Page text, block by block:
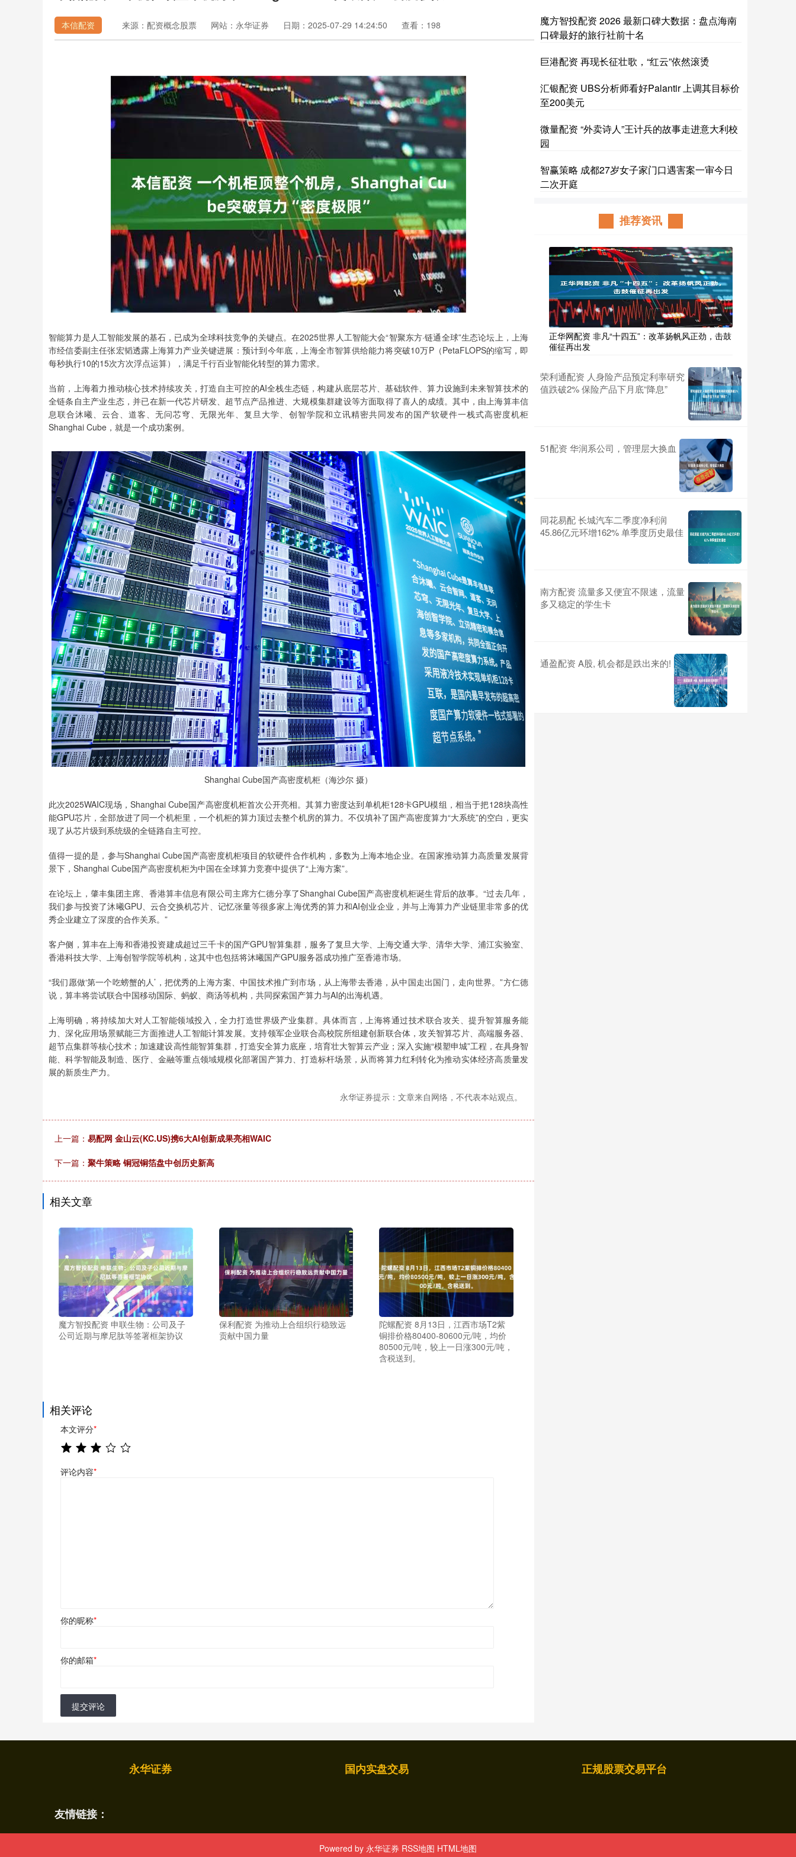
本信配资 来源：配资概念股票 网站：永华证券 日期：2025-07-29 14:24:50 查看：198
智能算力是人工智能发展的基石，已成为全球科技竞争的关键点。在2025世界人工智能大会“智聚东方·链通全球”生态论坛上，上海
市经信委副主任张宏韬透露上海算力产业关键进展：预计到今年底，上海全市智算供给能力将突破10万P（PetaFLOPS的缩写，即
每秒执行10的15次方次浮点运算），满足千行百业智能化转型的算力需求。
当前，上海着力推动核心技术持续攻关，打造自主可控的AI全栈生态链，构建从底层芯片、基础软件、算力设施到未来智算技术的
全链条自主产业生态，并已在新一代芯片研发、超节点产品推进、大规模集群建设等方面取得了喜人的成绩。其中，由上海算丰信
息联合沐曦、云合、道客、无问芯穹、无限光年、复旦大学、创智学院和立讯精密共同发布的国产软硬件一栈式高密度机柜
Shanghai Cube，就是一个成功案例。
Shanghai Cube国产高密度机柜（海沙尔 摄）
此次2025WAIC现场，Shanghai Cube国产高密度机柜首次公开亮相。其算力密度达到单机柜128卡GPU模组，相当于把128块高性
能GPU芯片，全部放进了同一个机柜里，一个机柜的算力顶过去整个机房的算力。不仅填补了国产高密度算力“大系统”的空白，更实
现了从芯片级到系统级的全链路自主可控。
值得一提的是，参与Shanghai Cube国产高密度机柜项目的软硬件合作机构，多数为上海本地企业。在国家推动算力高质量发展背
景下，Shanghai Cube国产高密度机柜为中国在全球算力竞赛中提供了“上海方案”。
在论坛上，肇丰集团主席、香港算丰信息有限公司主席方仁德分享了Shanghai Cube国产高密度机柜诞生背后的故事。“过去几年，
我们参与投资了沐曦GPU、云合交换机芯片、记忆张量等很多家上海优秀的算力和AI创业企业，并与上海算力产业链里非常多的优
秀企业建立了深度的合作关系。”
客户侧，算丰在上海和香港投资建成超过三千卡的国产GPU智算集群，服务了复旦大学、上海交通大学、清华大学、浦江实验室、
香港科技大学、上海创智学院等机构，这其中也包括将沐曦国产GPU服务器成功推广至香港市场。
“我们愿做‘第一个吃螃蟹的人’，把优秀的上海方案、中国技术推广到市场，从上海带去香港，从中国走出国门，走向世界。”方仁德
说，算丰将尝试联合中国移动国际、蚂蚁、商汤等机构，共同探索国产算力与AI的出海机遇。
上海明确，将持续加大对人工智能领域投入，全力打造世界级产业集群。具体而言，上海将通过技术联合攻关、提升智算服务能
力、深化应用场景赋能三方面推进人工智能计算发展。支持领军企业联合高校院所组建创新联合体，攻关智算芯片、高端服务器、
超节点集群等核心技术；加速建设高性能智算集群，打造安全算力底座，培育壮大智算云产业；深入实施“模塑申城”工程，在具身智
能、科学智能及制造、医疗、金融等重点领域规模化部署国产算力、打造标杆场景，从而将算力红利转化为推动实体经济高质量发
展的新质生产力。
永华证券提示：文章来自网络，不代表本站观点。
上一篇： 易配网 金山云(KC.US)携6大AI创新成果亮相WAIC
下一篇： 聚牛策略 铜冠铜箔盘中创历史新高
相关文章
魔方智投配资 申联生物：公司及子
公司近期与摩尼肽等签署框架协议
保利配资 为推动上合组织行稳致远
贡献中国力量
陀螺配资 8月13日，江西市场T2紫
铜排价格80400-80600元/吨，均价
80500元/吨，较上一日涨300元/吨，
含税送到。
相关评论
本文评分*
评论内容*
你的昵称*
你的邮箱*
提交评论
魔方智投配资 2026 最新口碑大数据：盘点海南
口碑最好的旅行社前十名
巨港配资 再现长征壮歌，“红云”依然滚烫
汇银配资 UBS分析师看好Palantir 上调其目标价
至200美元
微量配资 “外卖诗人”王计兵的故事走进意大利校
园
智赢策略 成都27岁女子家门口遇害案一审今日
二次开庭
推荐资讯
正华网配资 非凡“十四五”：改革扬帆风正劲，击鼓
催征再出发
荣利通配资 人身险产品预定利率研究
值跌破2% 保险产品下月底“降息”
51配资 华润系公司，管理层大换血
同花易配 长城汽车二季度净利润
45.86亿元环增162% 单季度历史最佳
南方配资 流量多又便宜不限速，流量
多又稳定的学生卡
通盈配资 A股, 机会都是跌出来的!
永华证券 国内实盘交易 正规股票交易平台
友情链接：
Powered by 永华证券 RSS地图 HTML地图